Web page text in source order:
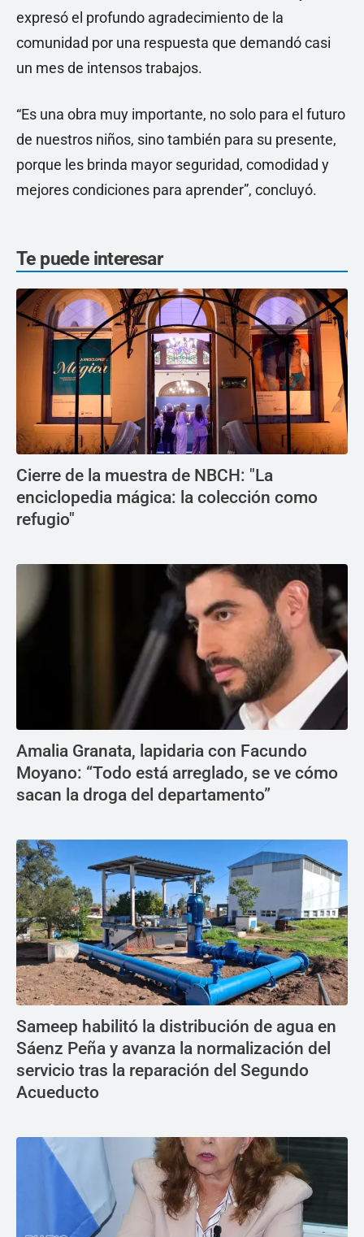
expresó el profundo agradecimiento de la
comunidad por una respuesta que demandó casi
un mes de intensos trabajos.
“Es una obra muy importante, no solo para el futuro
de nuestros niños, sino también para su presente,
porque les brinda mayor seguridad, comodidad y
mejores condiciones para aprender”, concluyó.
Te puede interesar
Cierre de la muestra de NBCH: "La
enciclopedia mágica: la colección como
refugio"
Amalia Granata, lapidaria con Facundo
Moyano: “Todo está arreglado, se ve cómo
sacan la droga del departamento”
Sameep habilitó la distribución de agua en
Sáenz Peña y avanza la normalización del
servicio tras la reparación del Segundo
Acueducto